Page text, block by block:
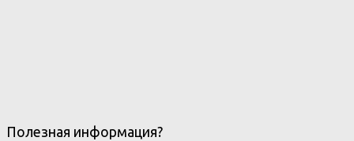
Полезная информация?